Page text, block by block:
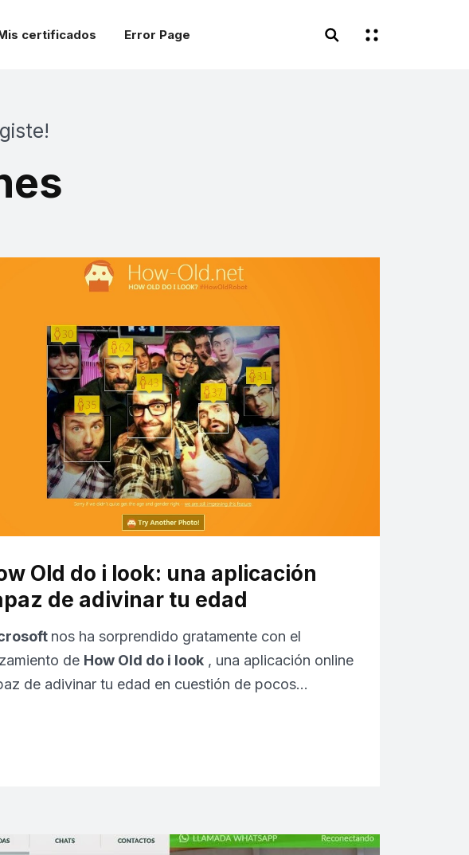
certificados Error Page
Old do i look: una aplicación
de adivinar tu edad
nos ha sorprendido gratamente con el
de How Old do i look , una aplicación online
de adivinar tu edad en cuestión de pocos…